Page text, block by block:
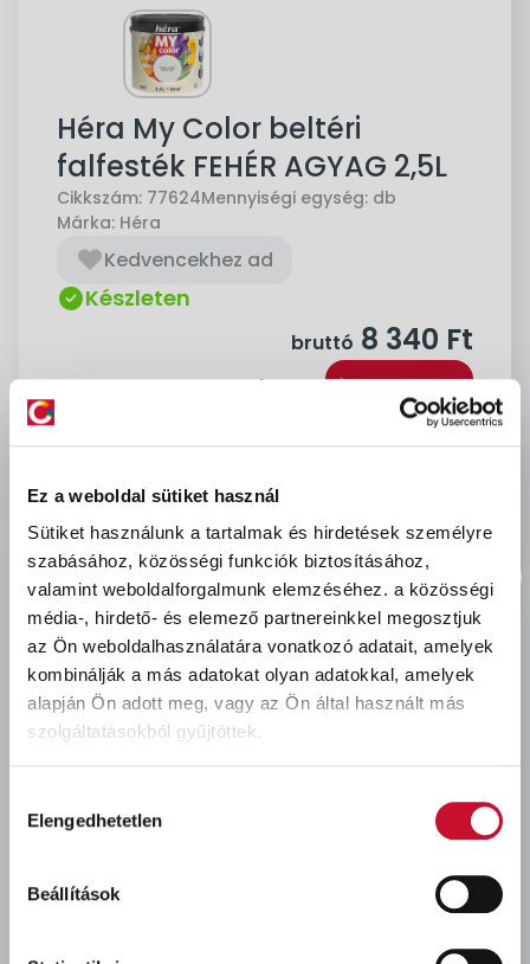
Ez a weboldal sütiket használ
Sütiket használunk a tartalmak és hirdetések személyre
szabásához, közösségi funkciók biztosításához,
valamint weboldalforgalmunk elemzéséhez. a közösségi
média-, hirdető- és elemező partnereinkkel megosztjuk
az Ön weboldalhasználatára vonatkozó adatait, amelyek
kombinálják a más adatokat olyan adatokkal, amelyek
alapján Ön adott meg, vagy az Ön által használt más
szolgáltatásokból gyűjtöttek.
kiválasztása
Elengedhetetlen
Beállítások
Héra My Color beltéri
falfesték FEHÉR AGYAG 2,5L
Cikkszám: 77624Mennyiségi egység: db
Márka: Héra
Kedvencekhez ad
Készleten
bruttó 8 340 Ft
Kosárba
delivery Szállítási díjak:
Kiszállítás - MPL csomagfeladás:
Utoljára megtekintett termékek